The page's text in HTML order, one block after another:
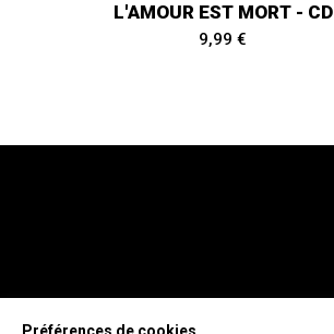
L'AMOUR EST MORT - CD
9,99 €